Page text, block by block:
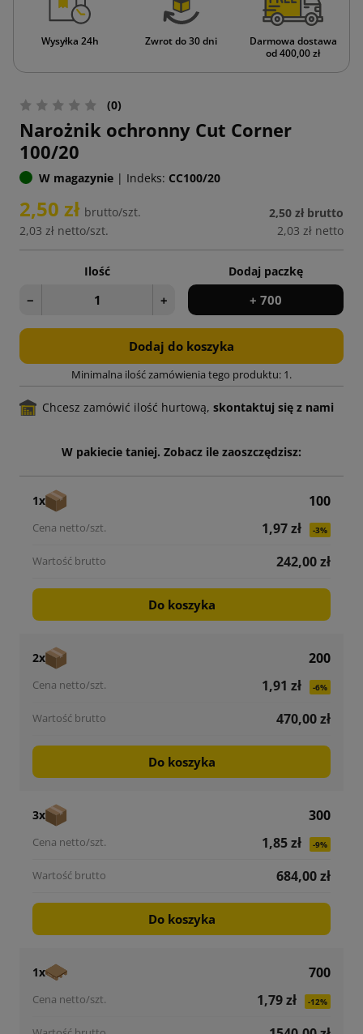
Wysyłka 24h Zwrot do 30 dni
Darmowa dostawa
od 400,00 zł
(0)
Narożnik ochronny Cut Corner
100/20
W magazynie | Indeks: CC100/20
2,50 zł brutto/szt.
2,03 zł netto/szt.
2,50 zł brutto
2,03 zł netto
Ilość
− +
Dodaj paczkę
+ 700
Dodaj do koszyka
Minimalna ilość zamówienia tego produktu: 1.
Chcesz zamówić ilość hurtową, skontaktuj się z nami
W pakiecie taniej. Zobacz ile zaoszczędzisz:
1x
100
1,97 zł
-3%
242,00 zł
Do koszyka
2x
200
1,91 zł
-6%
470,00 zł
Do koszyka
3x
300
1,85 zł
-9%
684,00 zł
Do koszyka
1x
700
1,79 zł
-12%